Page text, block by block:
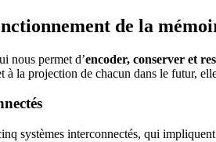
de la
nous permet d’encoder, conserver et
à la projection de chacun dans le futur,
systèmes interconnectés, qui